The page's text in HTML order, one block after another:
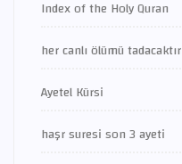
Index of the Holy Quran
her canlı ölümü tadacaktır
Ayetel Kürsi
haşr suresi son 3 ayeti